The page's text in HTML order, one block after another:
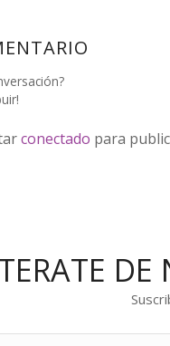
conectado para
DE